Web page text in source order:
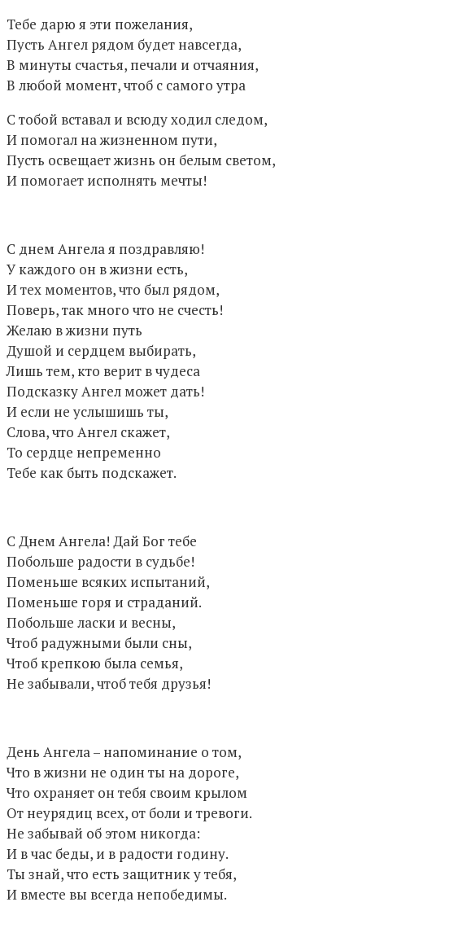
Тебе дарю я эти пожелания,
Пусть Ангел рядом будет навсегда,
В минуты счастья, печали и отчаяния,
В любой момент, чтоб с самого утра
С тобой вставал и всюду ходил следом,
И помогал на жизненном пути,
Пусть освещает жизнь он белым светом,
И помогает исполнять мечты!
С днем Ангела я поздравляю!
У каждого он в жизни есть,
И тех моментов, что был рядом,
Поверь, так много что не счесть!
Желаю в жизни путь
Душой и сердцем выбирать,
Лишь тем, кто верит в чудеса
Подсказку Ангел может дать!
И если не услышишь ты,
Слова, что Ангел скажет,
То сердце непременно
Тебе как быть подскажет.
С Днем Ангела! Дай Бог тебе
Побольше радости в судьбе!
Поменьше всяких испытаний,
Поменьше горя и страданий.
Побольше ласки и весны,
Чтоб радужными были сны,
Чтоб крепкою была семья,
Не забывали, чтоб тебя друзья!
День Ангела – напоминание о том,
Что в жизни не один ты на дороге,
Что охраняет он тебя своим крылом
От неурядиц всех, от боли и тревоги.
Не забывай об этом никогда:
И в час беды, и в радости годину.
Ты знай, что есть защитник у тебя,
И вместе вы всегда непобедимы.